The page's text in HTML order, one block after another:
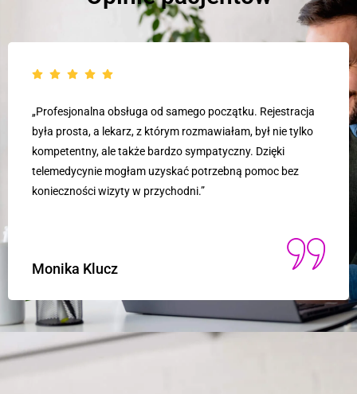
„Jestem bardzo zadowolony z konsultacji online. Lekarz był
niezwykle profesjonalny i odpowiedział na wszystkie moje
pytania. Dzięki telemedycynie uniknąłem długiego czekania
w przychodni i otrzymałem pomoc szybko i wygodnie.”
Wojciech Marszałek